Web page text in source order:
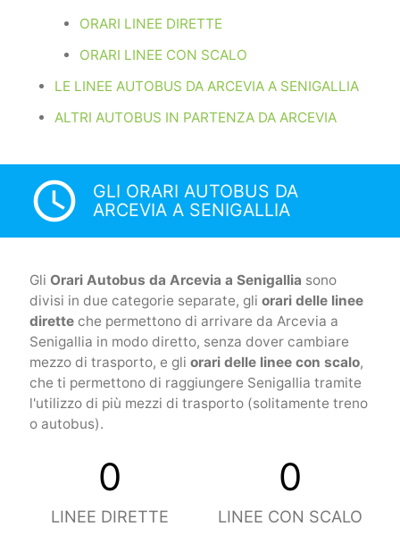
ORARI LINEE DIRETTE
ORARI LINEE CON SCALO
LE LINEE AUTOBUS DA ARCEVIA A SENIGALLIA
ALTRI AUTOBUS IN PARTENZA DA ARCEVIA
access_time
GLI ORARI AUTOBUS DA
ARCEVIA A SENIGALLIA
Gli Orari Autobus da Arcevia a Senigallia sono
divisi in due categorie separate, gli orari delle linee
diretteche permettono di arrivare da Arcevia a
Senigallia in modo diretto, senza dover cambiare
mezzo di trasporto, e gli orari delle linee con scalo,
che ti permettono di raggiungere Senigallia tramite
l'utilizzo di più mezzi di trasporto (solitamente treno
o autobus).
0
LINEE DIRETTE
0
LINEE CON SCALO